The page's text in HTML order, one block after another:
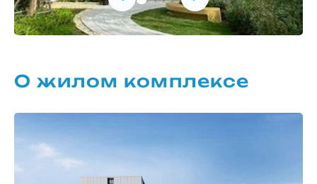
О жилом комплексе